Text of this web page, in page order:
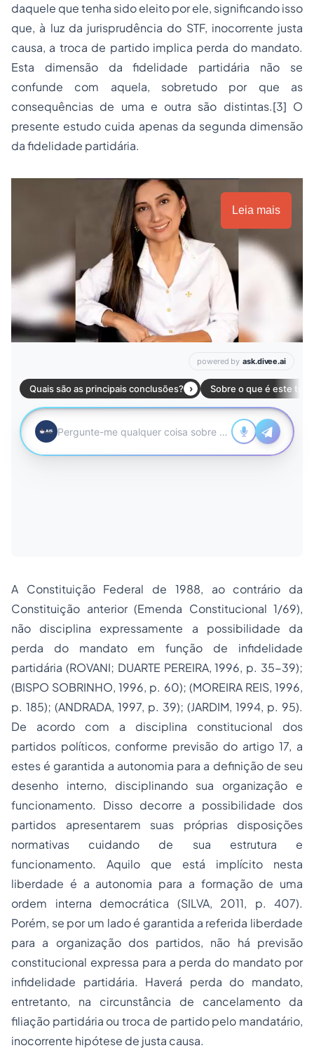
daquele que tenha sido eleito por ele, significando isso
que, à luz da jurisprudência do STF, inocorrente justa
causa, a troca de partido implica perda do mandato.
Esta dimensão da fidelidade partidária não se
confunde com aquela, sobretudo por que as
consequências de uma e outra são distintas.[3] O
presente estudo cuida apenas da segunda dimensão
da fidelidade partidária.
Leia mais
A Constituição Federal de 1988, ao contrário da
Constituição anterior (Emenda Constitucional 1/69),
não disciplina expressamente a possibilidade da
perda do mandato em função de infidelidade
partidária (ROVANI; DUARTE PEREIRA, 1996, p. 35-39);
(BISPO SOBRINHO, 1996, p. 60); (MOREIRA REIS, 1996,
p. 185); (ANDRADA, 1997, p. 39); (JARDIM, 1994, p. 95).
De acordo com a disciplina constitucional dos
partidos políticos, conforme previsão do artigo 17, a
estes é garantida a autonomia para a definição de seu
desenho interno, disciplinando sua organização e
funcionamento. Disso decorre a possibilidade dos
partidos apresentarem suas próprias disposições
normativas cuidando de sua estrutura e
funcionamento. Aquilo que está implícito nesta
liberdade é a autonomia para a formação de uma
ordem interna democrática (SILVA, 2011, p. 407).
Porém, se por um lado é garantida a referida liberdade
para a organização dos partidos, não há previsão
constitucional expressa para a perda do mandato por
infidelidade partidária. Haverá perda do mandato,
entretanto, na circunstância de cancelamento da
filiação partidária ou troca de partido pelo mandatário,
inocorrente hipótese de justa causa.